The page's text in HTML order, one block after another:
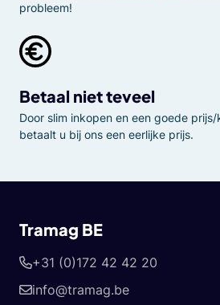
probleem!
Betaal niet teveel
Door slim inkopen en een goede
betaalt u bij ons een eerlijke prijs.
Tramag BE
+31 (0)172 42 42 20
info@tramag.be